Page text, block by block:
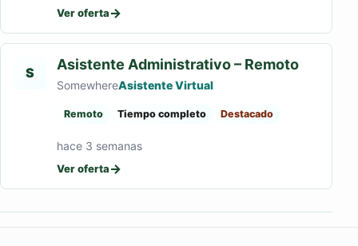
Ver oferta→
S Asistente Administrativo – Remoto
SomewhereAsistente Virtual
Remoto Tiempo completo Destacado
hace 3 semanas
Ver oferta→